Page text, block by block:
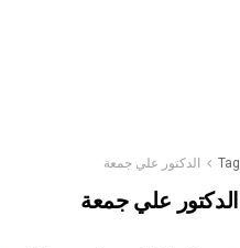
Tag الدكتور علي جمعة
الدكتور علي جمعة